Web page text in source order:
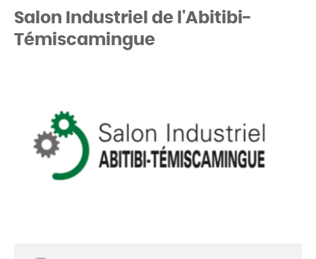
Salon Industriel de l'Abitibi-
Témiscamingue